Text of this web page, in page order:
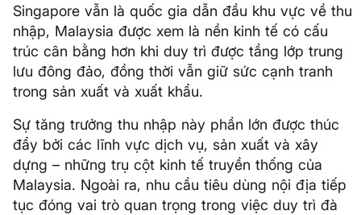
Singapore vẫn là quốc gia dẫn đầu khu vực về thu
nhập, Malaysia được xem là nền kinh tế có cấu
trúc cân bằng hơn khi duy trì được tầng lớp trung
lưu đông đảo, đồng thời vẫn giữ sức cạnh tranh
trong sản xuất và xuất khẩu.
Sự tăng trưởng thu nhập này phần lớn được thúc
đẩy bởi các lĩnh vực dịch vụ, sản xuất và xây
dựng – những trụ cột kinh tế truyền thống của
Malaysia. Ngoài ra, nhu cầu tiêu dùng nội địa tiếp
tục đóng vai trò quan trọng trong việc duy trì đà